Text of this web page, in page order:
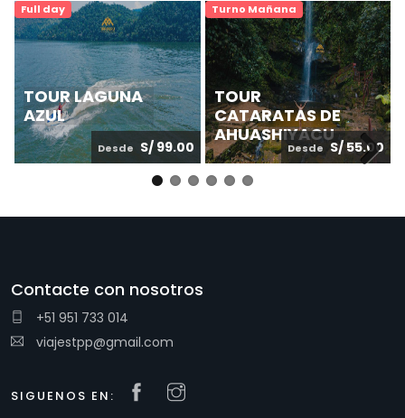
TOUR LAGUNA
AZUL
Desde S/ 99.00
Full day
TOUR
CATARATAS DE
AHUASHIYACU
Desde S/ 55.00
Turno Mañana
Contacte con nosotros
+51 951 733 014
viajestpp@gmail.com
SIGUENOS EN: